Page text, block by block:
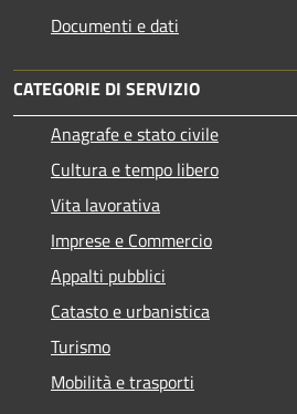
Documenti e dati
CATEGORIE DI SERVIZIO
Anagrafe e stato civile
Cultura e tempo libero
Vita lavorativa
Imprese e Commercio
Appalti pubblici
Catasto e urbanistica
Turismo
Mobilità e trasporti